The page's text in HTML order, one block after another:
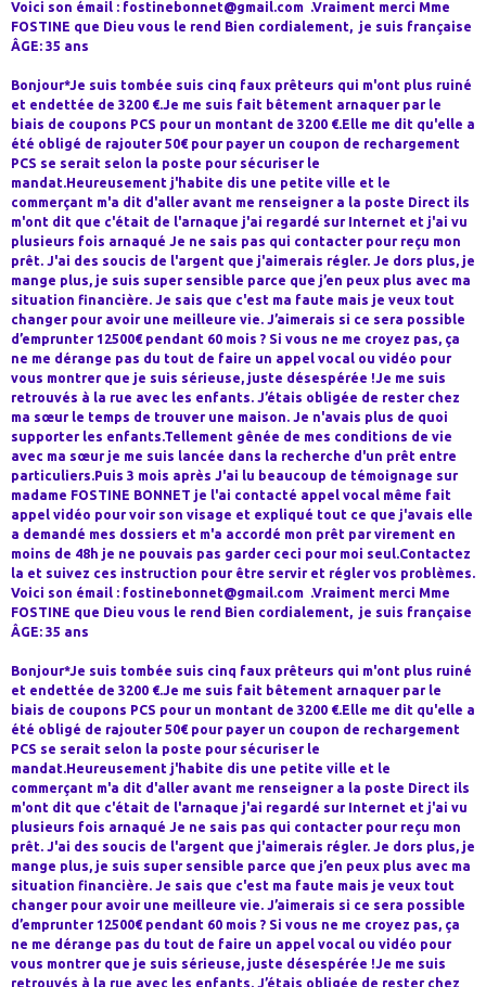
Voici son émail : fostinebonnet@gmail.com .Vraiment merci Mme
FOSTINE que Dieu vous le rend Bien cordialement, je suis française
ÂGE: 35 ans
Bonjour*Je suis tombée suis cinq faux prêteurs qui m'ont plus ruiné
et endettée de 3200 €.Je me suis fait bêtement arnaquer par le
biais de coupons PCS pour un montant de 3200 €.Elle me dit qu'elle a
été obligé de rajouter 50€ pour payer un coupon de rechargement
PCS se serait selon la poste pour sécuriser le
mandat.Heureusement j'habite dis une petite ville et le
commerçant m'a dit d'aller avant me renseigner a la poste Direct ils
m'ont dit que c'était de l'arnaque j'ai regardé sur Internet et j'ai vu
plusieurs fois arnaqué Je ne sais pas qui contacter pour reçu mon
prêt. J'ai des soucis de l'argent que j'aimerais régler. Je dors plus, je
mange plus, je suis super sensible parce que j’en peux plus avec ma
situation financière. Je sais que c'est ma faute mais je veux tout
changer pour avoir une meilleure vie. J’aimerais si ce sera possible
d’emprunter 12500€ pendant 60 mois ? Si vous ne me croyez pas, ça
ne me dérange pas du tout de faire un appel vocal ou vidéo pour
vous montrer que je suis sérieuse, juste désespérée !Je me suis
retrouvés à la rue avec les enfants. J’étais obligée de rester chez
ma sœur le temps de trouver une maison. Je n'avais plus de quoi
supporter les enfants.Tellement gênée de mes conditions de vie
avec ma sœur je me suis lancée dans la recherche d'un prêt entre
particuliers.Puis 3 mois après J'ai lu beaucoup de témoignage sur
madame FOSTINE BONNET je l'ai contacté appel vocal même fait
appel vidéo pour voir son visage et expliqué tout ce que j'avais elle
a demandé mes dossiers et m'a accordé mon prêt par virement en
moins de 48h je ne pouvais pas garder ceci pour moi seul.Contactez
la et suivez ces instruction pour être servir et régler vos problèmes.
Voici son émail : fostinebonnet@gmail.com .Vraiment merci Mme
FOSTINE que Dieu vous le rend Bien cordialement, je suis française
ÂGE: 35 ans
Bonjour*Je suis tombée suis cinq faux prêteurs qui m'ont plus ruiné
et endettée de 3200 €.Je me suis fait bêtement arnaquer par le
biais de coupons PCS pour un montant de 3200 €.Elle me dit qu'elle a
été obligé de rajouter 50€ pour payer un coupon de rechargement
PCS se serait selon la poste pour sécuriser le
mandat.Heureusement j'habite dis une petite ville et le
commerçant m'a dit d'aller avant me renseigner a la poste Direct ils
m'ont dit que c'était de l'arnaque j'ai regardé sur Internet et j'ai vu
plusieurs fois arnaqué Je ne sais pas qui contacter pour reçu mon
prêt. J'ai des soucis de l'argent que j'aimerais régler. Je dors plus, je
mange plus, je suis super sensible parce que j’en peux plus avec ma
situation financière. Je sais que c'est ma faute mais je veux tout
changer pour avoir une meilleure vie. J’aimerais si ce sera possible
d’emprunter 12500€ pendant 60 mois ? Si vous ne me croyez pas, ça
ne me dérange pas du tout de faire un appel vocal ou vidéo pour
vous montrer que je suis sérieuse, juste désespérée !Je me suis
retrouvés à la rue avec les enfants. J’étais obligée de rester chez